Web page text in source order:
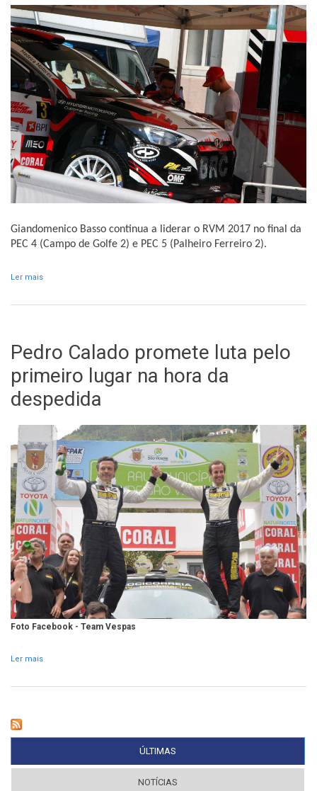
Giandomenico Basso continua a liderar o RVM 2017 no final da
PEC 4 (Campo de Golfe 2) e PEC 5 (Palheiro Ferreiro 2).
Ler mais
Pedro Calado promete luta pelo
primeiro lugar na hora da
despedida
Foto Facebook - Team Vespas
Ler mais
ÚLTIMAS
NOTÍCIAS